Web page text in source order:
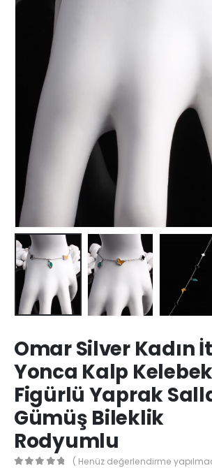
Omar Silver Kadın
Yonca Kalp Kelebek
Figürlü Yaprak
Gümüş Bileklik
Rodyumlu
( Henüz değerlendirme